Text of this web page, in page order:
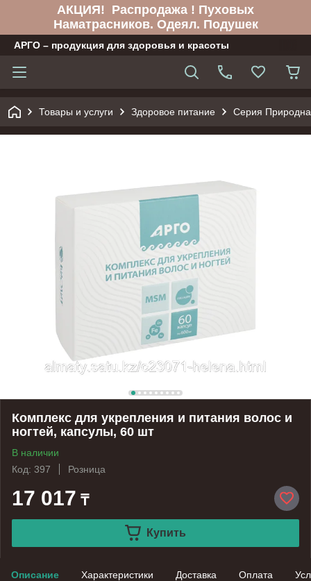
АКЦИЯ! Распродажа ! Пуховых
Наматрасников. Одеял. Подушек
АРГО – продукция для здоровья и красоты
Товары и услуги Здоровое питание Серия
Комплекс для укрепления и питания волос и
ногтей, капсулы, 60 шт
В наличии
Код: 397
Розница
17 017 ₸
Купить
Описание Характеристики Доставка Оплата